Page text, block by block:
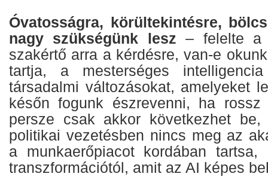
Óvatosságra, körültekintésre,
nagy szükségünk lesz – felelte a
szakértő arra a kérdésre, van-e
tartja, a mesterséges
társadalmi változásokat, amelyeket
későn fogunk észrevenni, ha rossz
persze csak akkor következhet
politikai vezetésben nincs meg az
a munkaerőpiacot kordában
transzformációtól, amit az AI képes